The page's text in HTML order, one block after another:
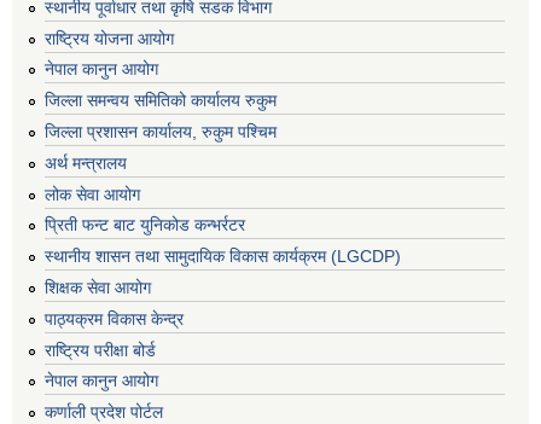
स्थानीय पूर्वाधार तथा कृषि सडक विभाग
राष्ट्रिय योजना आयोग
नेपाल कानुन आयोग
जिल्ला समन्वय समितिको कार्यालय रुकुम
जिल्ला प्रशासन कार्यालय, रुकुम पश्चिम
अर्थ मन्त्रालय
लोक सेवा आयोग
प्रिती फन्ट बाट युनिकोड कन्भर्रटर
स्थानीय शासन तथा सामुदायिक विकास कार्यक्रम (LGCDP)
शिक्षक सेवा आयोग
पाठ्यक्रम विकास केन्द्र
राष्ट्रिय परीक्षा बोर्ड
नेपाल कानुन आयोग
कर्णाली प्रदेश पोर्टल